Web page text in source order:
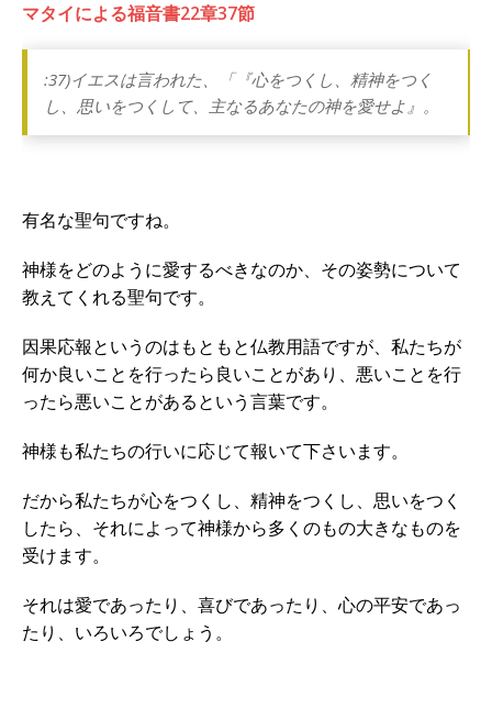
マタイによる福音書22章37節
:37)イエスは言われた、「『心をつくし、精神をつく
し、思いをつくして、主なるあなたの神を愛せよ』。
有名な聖句ですね。
神様をどのように愛するべきなのか、その姿勢について
教えてくれる聖句です。
因果応報というのはもともと仏教用語ですが、私たちが
何か良いことを行ったら良いことがあり、悪いことを行
ったら悪いことがあるという言葉です。
神様も私たちの行いに応じて報いて下さいます。
だから私たちが心をつくし、精神をつくし、思いをつく
したら、それによって神様から多くのもの大きなものを
受けます。
それは愛であったり、喜びであったり、心の平安であっ
たり、いろいろでしょう。